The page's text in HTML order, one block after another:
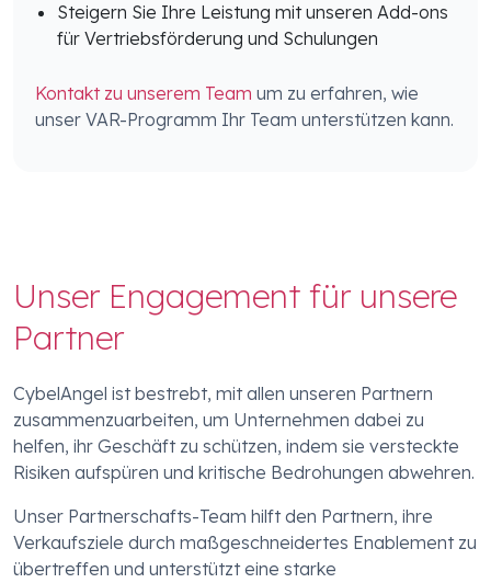
Steigern Sie Ihre Leistung mit unseren Add-ons
für Vertriebsförderung und Schulungen
Kontakt zu unserem Team um zu erfahren, wie
unser VAR-Programm Ihr Team unterstützen kann.
Unser Engagement für unsere
Partner
CybelAngel ist bestrebt, mit allen unseren Partnern
zusammenzuarbeiten, um Unternehmen dabei zu
helfen, ihr Geschäft zu schützen, indem sie versteckte
Risiken aufspüren und kritische Bedrohungen abwehren.
Unser Partnerschafts-Team hilft den Partnern, ihre
Verkaufsziele durch maßgeschneidertes Enablement zu
übertreffen und unterstützt eine starke